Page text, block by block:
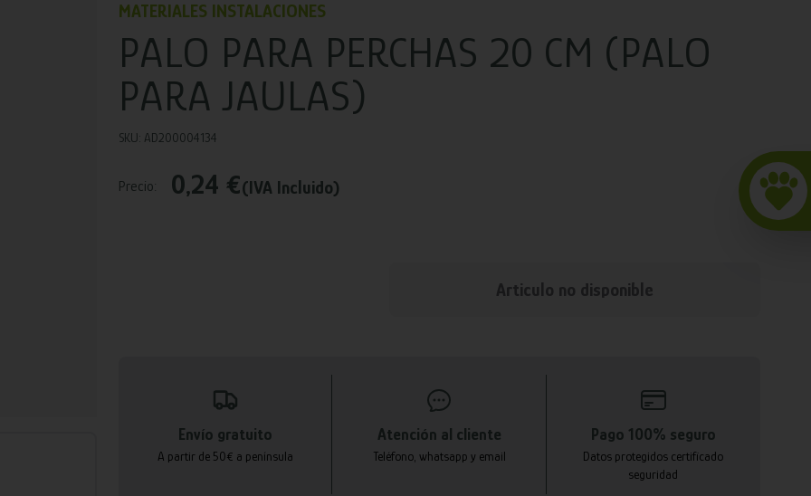
MATERIALES INSTALACIONES
PALO PARA PERCHAS 20 CM (PALO
PARA JAULAS)
SKU: AD200004134
Precio: 0,24 €(IVA Incluido)
Articulo no disponible
Envío gratuito
A partir de 50€ a península
Atención al cliente
Teléfono, whatsapp y email
Pago 100% seguro
Datos protegidos certificado
seguridad